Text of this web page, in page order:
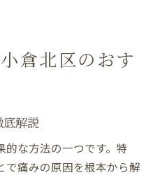
倉北区のおす
底解説
な方法の一つです。特
で痛みの原因を根本から解